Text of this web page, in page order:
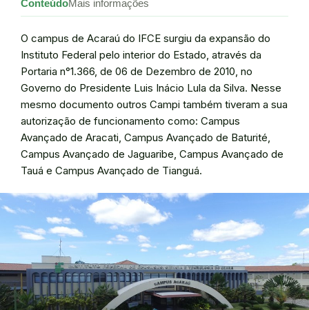
ConteúdoMais informações
O campus de Acaraú do IFCE surgiu da expansão do
Instituto Federal pelo interior do Estado, através da
Portaria n°1.366, de 06 de Dezembro de 2010, no
Governo do Presidente Luis Inácio Lula da Silva. Nesse
mesmo documento outros Campi também tiveram a sua
autorização de funcionamento como: Campus
Avançado de Aracati, Campus Avançado de Baturité,
Campus Avançado de Jaguaribe, Campus Avançado de
Tauá e Campus Avançado de Tianguá.